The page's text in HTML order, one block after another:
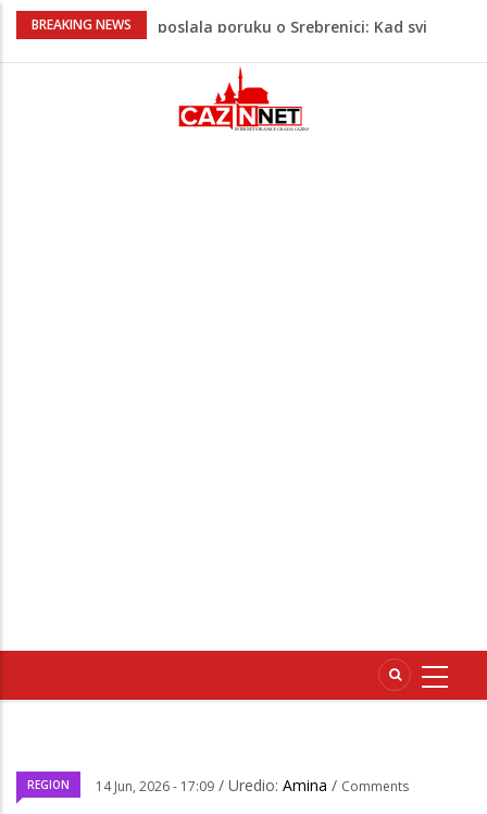
BREAKING NEWS
Na Ahiret preselio RAMIĆ (SAFETA) SENAD
BMW sa slovenskim tablicama završio u
rasvjetnom stubu
Evo gdje i kada nestaje struja u Krajini
REGION 14 Jun, 2026 - 17:09 / Uredio: Amina / Comments